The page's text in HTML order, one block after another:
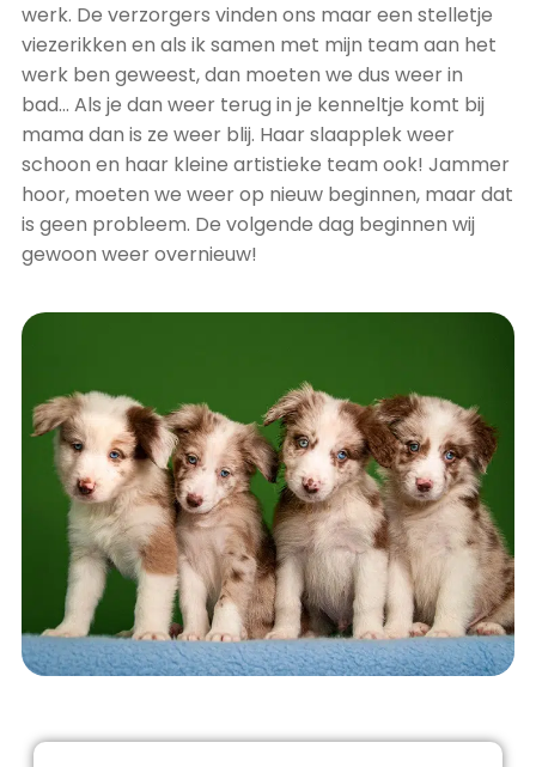
werk. De verzorgers vinden ons maar een stelletje
viezerikken en als ik samen met mijn team aan het
werk ben geweest, dan moeten we dus weer in
bad… Als je dan weer terug in je kenneltje komt bij
mama dan is ze weer blij. Haar slaapplek weer
schoon en haar kleine artistieke team ook! Jammer
hoor, moeten we weer op nieuw beginnen, maar dat
is geen probleem. De volgende dag beginnen wij
gewoon weer overnieuw!